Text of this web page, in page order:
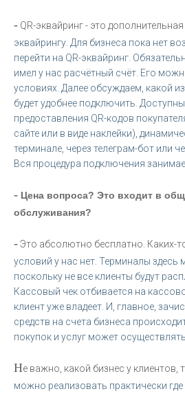
- QR-эквайринг - это
эквайрингу. Для бизнеса пока нет
перейти на QR-эквайринг.
имел у нас расчётный счёт. Его
условиях. Далее обсуждаем, какой
будет удобнее подключить.
предоставления QR-кодов
сайте или в виде наклейки),
терминале, через телеграм-бот или
Вся процедура подключения
- Цена вопроса? Это входит в
обслуживания?
-Это абсолютно бесплатно. Каких-
условий у нас нет. Терминалы здесь
поскольку не все клиенты будут
Кассовый чек отбивается на
клиент уже владеет. И, главное,
средств на счета бизнеса
покупок и услуг может
Не важно, какой бизнес у клиентов,
можно реализовать практически